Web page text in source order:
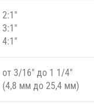
2:1″
3:1″
4:1″
от 3/16″ до 1 1/4″
(4,8 мм до 25,4 мм)